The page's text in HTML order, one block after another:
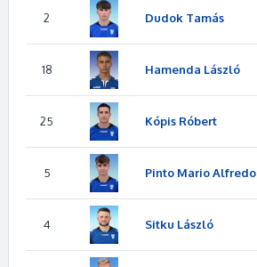
2 Dudok Tamás
18 Hamenda László
25 Kópis Róbert
5 Pinto Mario Alfredo
4 Sitku László